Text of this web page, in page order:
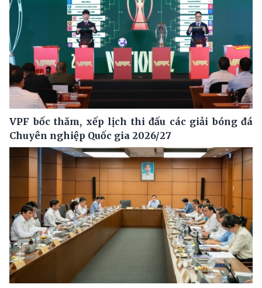
VPF bốc thăm, xếp lịch thi đấu các giải bóng đá
Chuyên nghiệp Quốc gia 2026/27